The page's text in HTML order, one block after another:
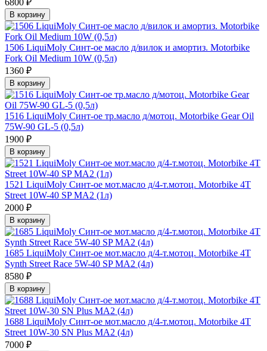
6800 ₽
В корзину
1506 LiquiMoly Синт-ое масло д/вилок и амортиз. Motorbike
Fork Oil Medium 10W (0,5л)
1360 ₽
В корзину
1516 LiquiMoly Синт-ое тр.масло д/мотоц. Motorbike Gear Oil
75W-90 GL-5 (0,5л)
1900 ₽
В корзину
1521 LiquiMoly Синт-ое мот.масло д/4-т.мотоц. Motorbike 4T
Street 10W-40 SP MA2 (1л)
2000 ₽
В корзину
1685 LiquiMoly Синт-ое мот.масло д/4-т.мотоц. Motorbike 4T
Synth Street Race 5W-40 SP MA2 (4л)
8580 ₽
В корзину
1688 LiquiMoly Синт-ое мот.масло д/4-т.мотоц. Motorbike 4T
Street 10W-30 SN Plus MA2 (4л)
7000 ₽